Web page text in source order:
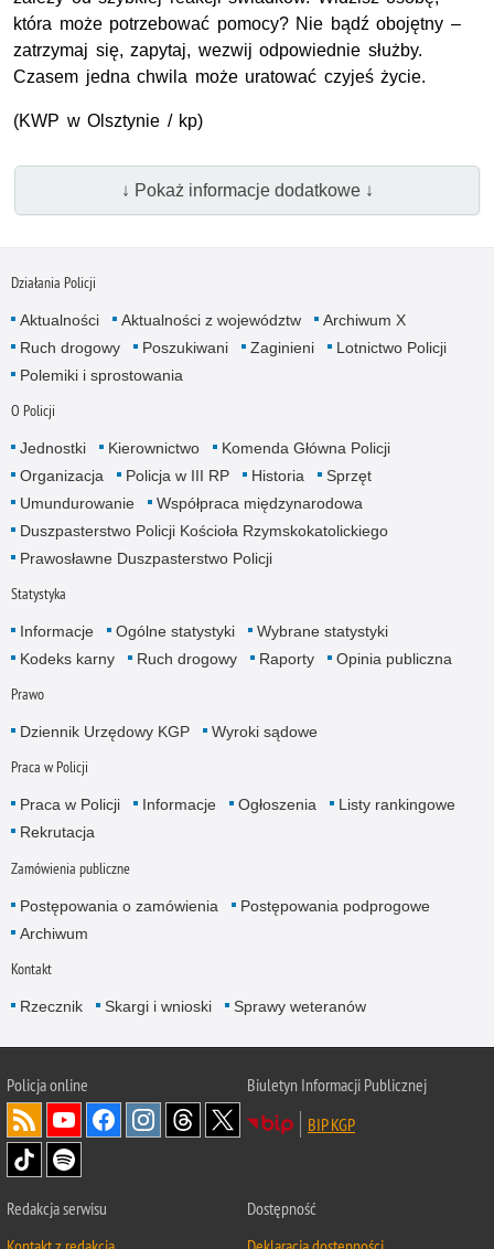
która może potrzebować pomocy? Nie bądź obojętny –
zatrzymaj się, zapytaj, wezwij odpowiednie służby.
Czasem jedna chwila może uratować czyjeś życie.
(KWP w Olsztynie / kp)
↓ Pokaż informacje dodatkowe ↓
Działania Policji
Aktualności Aktualności z województw
Archiwum X
Ruch drogowy
Poszukiwani Zaginieni
Lotnictwo Policji
Polemiki i sprostowania
O Policji
Jednostki Kierownictwo
Komenda Główna Policji
Organizacja
Policja w III RP Historia
Sprzęt
Umundurowanie
Współpraca międzynarodowa
Duszpasterstwo Policji Kościoła Rzymskokatolickiego
Prawosławne Duszpasterstwo Policji
Statystyka
Informacje Ogólne statystyki
Wybrane statystyki
Kodeks karny
Ruch drogowy Raporty Opinia publiczna
Prawo
Dziennik Urzędowy KGP Wyroki sądowe
Praca w Policji
Praca w Policji Informacje Ogłoszenia
Listy rankingowe
Rekrutacja
Zamówienia publiczne
Postępowania o zamówienia
Postępowania podprogowe
Archiwum
Kontakt
Rzecznik Skargi i wnioski Sprawy weteranów
Policjaonline
Biuletyn Informacji Publicznej
BIP KGP
Redakcja serwisu
Dostępność